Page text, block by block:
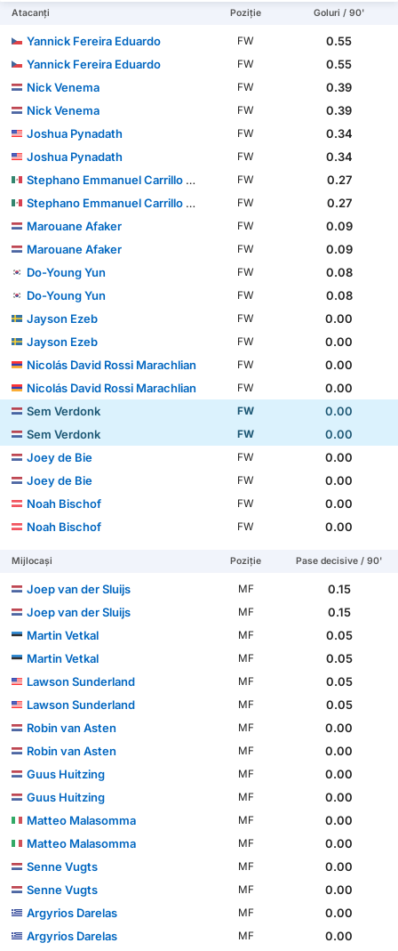
Atacanți Poziție Goluri / 90'
Yannick Fereira Eduardo FW
0.55
Yannick Fereira Eduardo
FW
0.55
Nick Venema
FW
0.39
Nick Venema
FW
0.39
Joshua Pynadath
FW
0.34
Joshua Pynadath
FW
0.34
Stephano Emmanuel Carrillo Calderón
FW
0.27
Stephano Emmanuel Carrillo Calderón
FW
0.27
Marouane Afaker
FW
0.09
Marouane Afaker
FW
0.09
Do-Young Yun
FW
0.08
Do-Young Yun
FW
0.08
Jayson Ezeb
FW
0.00
Jayson Ezeb
FW
0.00
Nicolás David Rossi Marachlian
FW
0.00
Nicolás David Rossi Marachlian
FW
0.00
Sem Verdonk
FW
0.00
Sem Verdonk
FW
0.00
Joey de Bie
FW
0.00
Joey de Bie
FW
0.00
Noah Bischof
FW
0.00
Noah Bischof
FW 0.00
Mijlocași Poziție Pase decisive / 90'
Joep van der Sluijs MF
0.15
Joep van der Sluijs
MF
0.15
Martin Vetkal
MF
0.05
Martin Vetkal
MF
0.05
Lawson Sunderland
MF
0.05
Lawson Sunderland
MF
0.05
Robin van Asten
MF
0.00
Robin van Asten
MF
0.00
Guus Huitzing
MF
0.00
Guus Huitzing
MF
0.00
Matteo Malasomma
MF
0.00
Matteo Malasomma
MF
0.00
Senne Vugts
MF
0.00
Senne Vugts
MF
0.00
Argyrios Darelas
MF
0.00
Argyrios Darelas
MF
0.00